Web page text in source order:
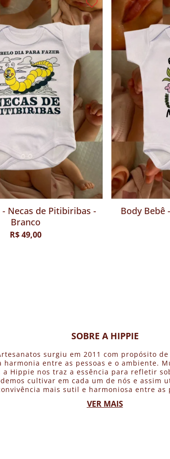
Aproveitando - Branco
R$ 49,00
Body Bebê
SOBRE A HIPPIE
surgiu em 2011 com propósito
harmonia entre as pessoas e o ambiente.
a Hippie nos traz a essência para refletir
cultivar em cada um de nós e assim
mais sutil e harmoniosa entre as
VER MAIS